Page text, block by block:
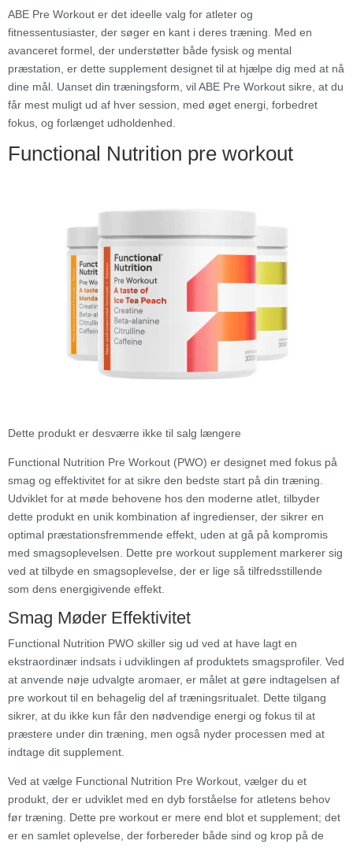
ABE Pre Workout er det ideelle valg for atleter og
fitnessentusiaster, der søger en kant i deres træning. Med en
avanceret formel, der understøtter både fysisk og mental
præstation, er dette supplement designet til at hjælpe dig med at nå
dine mål. Uanset din træningsform, vil ABE Pre Workout sikre, at du
får mest muligt ud af hver session, med øget energi, forbedret
fokus, og forlænget udholdenhed.
Functional Nutrition pre workout
Dette produkt er desværre ikke til salg længere
Functional Nutrition Pre Workout (PWO) er designet med fokus på
smag og effektivitet for at sikre den bedste start på din træning.
Udviklet for at møde behovene hos den moderne atlet, tilbyder
dette produkt en unik kombination af ingredienser, der sikrer en
optimal præstationsfremmende effekt, uden at gå på kompromis
med smagsoplevelsen. Dette pre workout supplement markerer sig
ved at tilbyde en smagsoplevelse, der er lige så tilfredsstillende
som dens energigivende effekt.
Smag Møder Effektivitet
Functional Nutrition PWO skiller sig ud ved at have lagt en
ekstraordinær indsats i udviklingen af produktets smagsprofiler. Ved
at anvende nøje udvalgte aromaer, er målet at gøre indtagelsen af
pre workout til en behagelig del af træningsritualet. Dette tilgang
sikrer, at du ikke kun får den nødvendige energi og fokus til at
præstere under din træning, men også nyder processen med at
indtage dit supplement.
Ved at vælge Functional Nutrition Pre Workout, vælger du et
produkt, der er udviklet med en dyb forståelse for atletens behov
før træning. Dette pre workout er mere end blot et supplement; det
er en samlet oplevelse, der forbereder både sind og krop på de